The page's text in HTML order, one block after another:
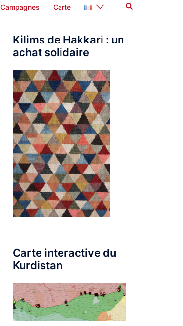
Campagnes Carte Rechercher
Kilims de Hakkari : un
achat solidaire
Carte interactive du
Kurdistan